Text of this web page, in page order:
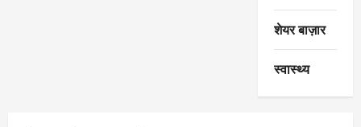
शेयर बाज़ार
स्वास्थ्य